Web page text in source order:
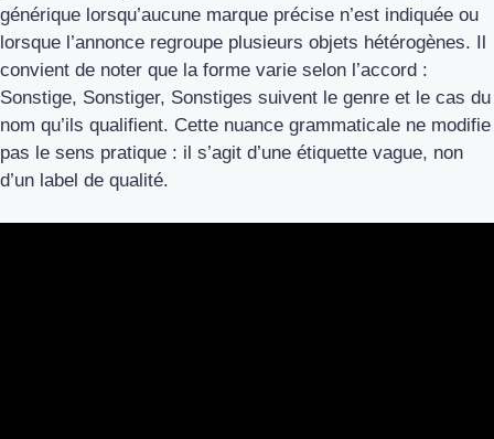
générique lorsqu’aucune marque précise n’est indiquée ou
lorsque l’annonce regroupe plusieurs objets hétérogènes. Il
convient de noter que la forme varie selon l’accord :
Sonstige, Sonstiger, Sonstiges suivent le genre et le cas du
nom qu’ils qualifient. Cette nuance grammaticale ne modifie
pas le sens pratique : il s’agit d’une étiquette vague, non
d’un label de qualité.